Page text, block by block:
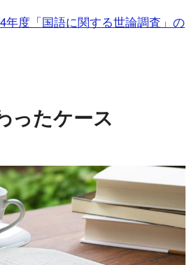
度「国語に関する世論調査」の
ったケース